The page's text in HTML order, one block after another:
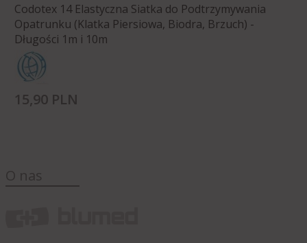
Codotex 14 Elastyczna Siatka do Podtrzymywania
Opatrunku (Klatka Piersiowa, Biodra, Brzuch) -
Długości 1m i 10m
15,90 PLN
O nas